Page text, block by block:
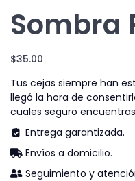
Sombra
$35.00
Tus cejas siempre han
llegó la hora de
cuales seguro
Entrega garantizada.
Envíos a domicilio.
Seguimiento y